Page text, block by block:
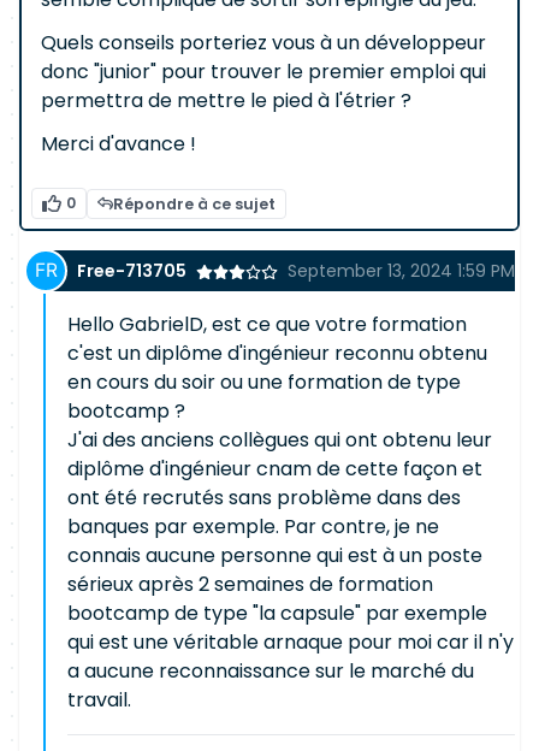
Quels conseils porteriez vous à un développeur
donc "junior" pour trouver le premier emploi qui
permettra de mettre le pied à l'étrier ?
Merci d'avance !
0 Répondre à ce sujet
Free-713705 September 13, 2024 1:59 PM
Hello GabrielD, est ce que votre formation
c'est un diplôme d'ingénieur reconnu obtenu
en cours du soir ou une formation de type
bootcamp ?
J'ai des anciens collègues qui ont obtenu leur
diplôme d'ingénieur cnam de cette façon et
ont été recrutés sans problème dans des
banques par exemple. Par contre, je ne
connais aucune personne qui est à un poste
sérieux après 2 semaines de formation
bootcamp de type "la capsule" par exemple
qui est une véritable arnaque pour moi car il n'y
a aucune reconnaissance sur le marché du
travail.